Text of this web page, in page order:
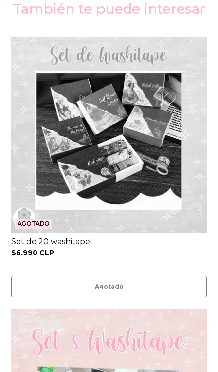
También te puede interesar
AGOTADO
Set de 20 washitape
$6.990 CLP
Agotado